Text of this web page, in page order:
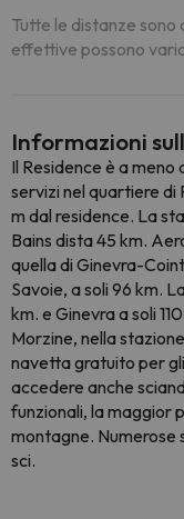
Tutte le distanze
effettive possono
Informazioni
Il Residence è a meno
servizi nel quartiere di
m dal residence. La
Bains dista 45 km.
quella di Ginevra-
Savoie, a soli 96 km.
km. e Ginevra a soli
Morzine, nella
navetta gratuito per
accedere anche
funzionali, la maggior
montagne. Numerose
sci.